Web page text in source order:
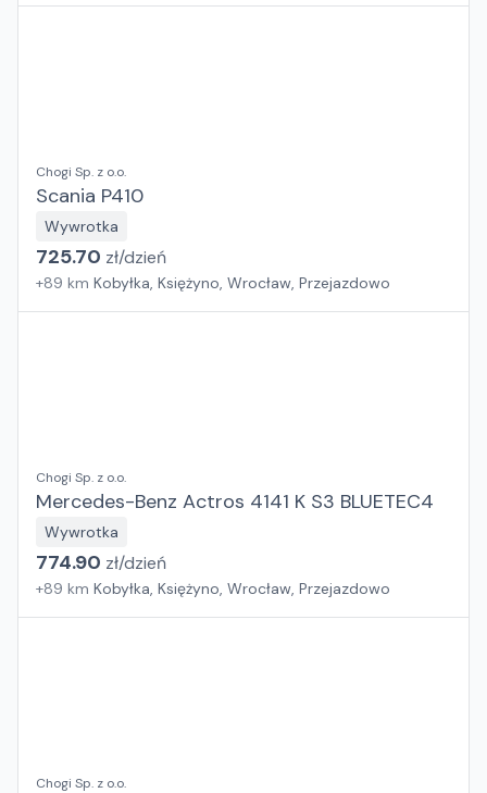
Chogi Sp. z o.o.
Scania P410
Wywrotka
725.70 zł/dzień
+89 km Kobyłka, Księżyno, Wrocław, Przejazdowo
Chogi Sp. z o.o.
Mercedes-Benz Actros 4141 K S3 BLUETEC4
Wywrotka
774.90 zł/dzień
+89 km Kobyłka, Księżyno, Wrocław, Przejazdowo
Chogi Sp. z o.o.